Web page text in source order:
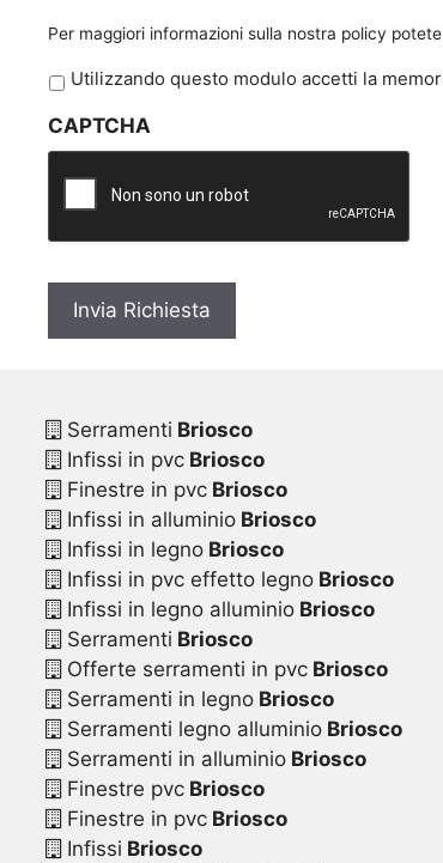
Per maggiori informazioni sulla nostra policy
P
i
v
y
Utilizzando questo modulo accetti la
CAPTCHA
Serramenti Briosco
Infissi in pvcBriosco
Finestre in pvcBriosco
Infissi in alluminioBriosco
Infissi in legnoBriosco
Infissi in pvc effetto legnoBriosco
Infissi in legno alluminioBriosco
Serramenti Briosco
Offerte serramenti in pvcBriosco
Serramenti in legnoBriosco
Serramenti legno alluminioBriosco
Serramenti in alluminioBriosco
Finestre pvcBriosco
Finestre in pvcBriosco
Infissi Briosco